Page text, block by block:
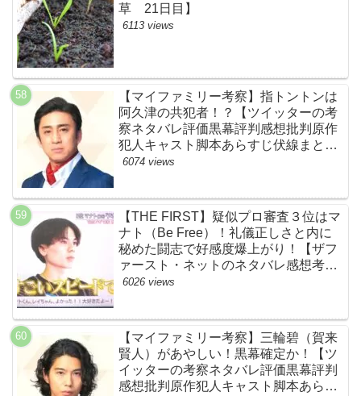
草 21日目】
6113 views
【マイファミリー考察】指トントンは
阿久津の共犯者！？【ツイッターの考
察ネタバレ評価黒幕評判感想批判原作
犯人キャスト脚本あらすじ伏線まと
め・松本幸四郎】
6074 views
【THE FIRST】疑似プロ審査３位はマ
ナト（Be Free）！礼儀正しさと内に
秘めた闘志で好感度爆上がり！【ザフ
ァースト・ネットのネタバレ感想考察
まとめ・スッキリ・BE:FIRST・ビー
6026 views
【マイファミリー考察】三輪碧（賀来
賢人）があやしい！黒幕確定か！【ツ
イッターの考察ネタバレ評価黒幕評判
感想批判原作犯人キャスト脚本あらす